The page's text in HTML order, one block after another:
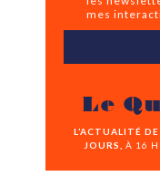
mes
Le
L’ACTUALITÉ
JOURS,
À 16